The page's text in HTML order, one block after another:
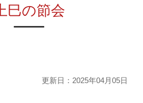
上巳の節会
更新日：2025年04月05日